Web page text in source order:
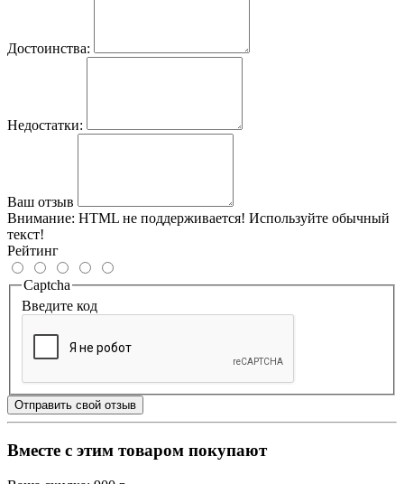
Достоинства:
Недостатки:
Ваш отзыв
Внимание: HTML не поддерживается! Используйте обычный
текст!
Рейтинг
Captcha
Введите код
Отправить свой отзыв
Вместе с этим товаром покупают